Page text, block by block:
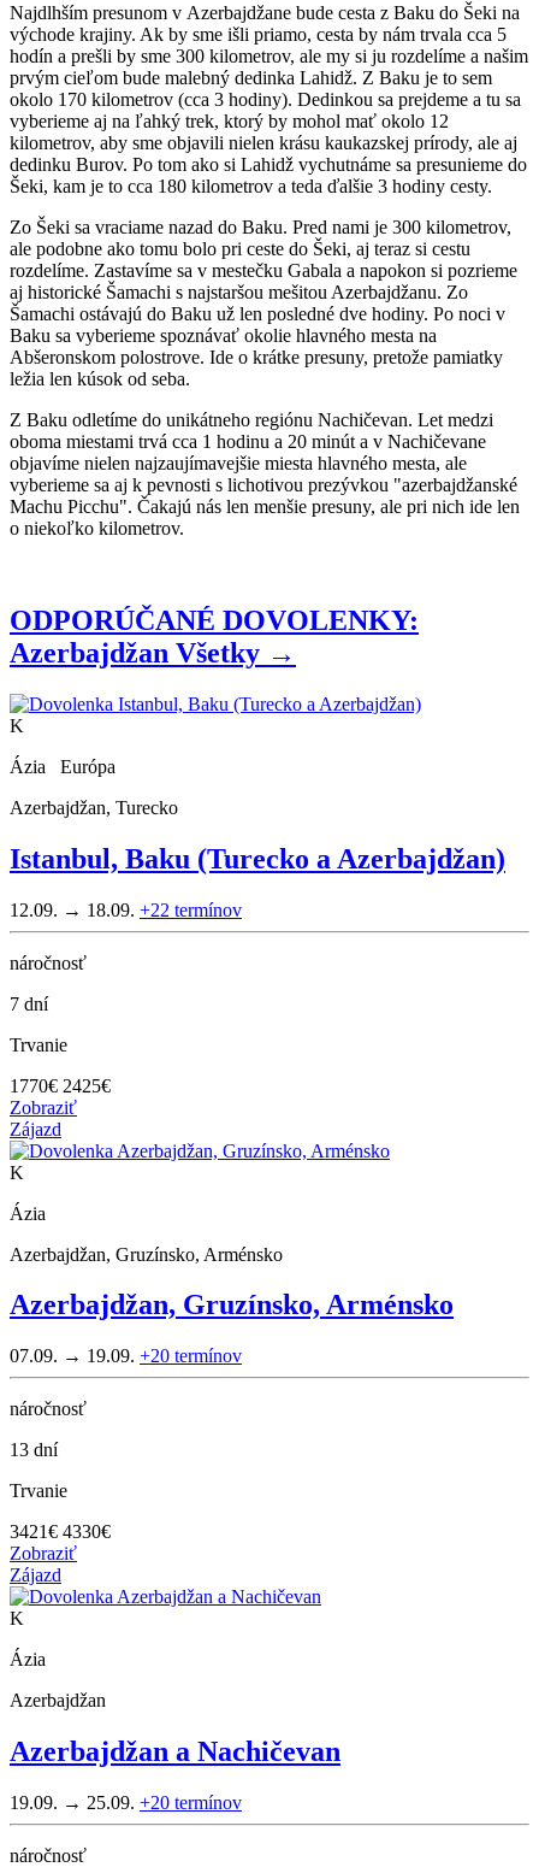
Najdlhším presunom v Azerbajdžane bude cesta z Baku do Šeki na
východe krajiny. Ak by sme išli priamo, cesta by nám trvala cca 5
hodín a prešli by sme 300 kilometrov, ale my si ju rozdelíme a našim
prvým cieľom bude malebný dedinka Lahidž. Z Baku je to sem
okolo 170 kilometrov (cca 3 hodiny). Dedinkou sa prejdeme a tu sa
vyberieme aj na ľahký trek, ktorý by mohol mať okolo 12
kilometrov, aby sme objavili nielen krásu kaukazskej prírody, ale aj
dedinku Burov. Po tom ako si Lahidž vychutnáme sa presunieme do
Šeki, kam je to cca 180 kilometrov a teda ďalšie 3 hodiny cesty.
Zo Šeki sa vraciame nazad do Baku. Pred nami je 300 kilometrov,
ale podobne ako tomu bolo pri ceste do Šeki, aj teraz si cestu
rozdelíme. Zastavíme sa v mestečku Gabala a napokon si pozrieme
aj historické Šamachi s najstaršou mešitou Azerbajdžanu. Zo
Šamachi ostávajú do Baku už len posledné dve hodiny. Po noci v
Baku sa vyberieme spoznávať okolie hlavného mesta na
Abšeronskom polostrove. Ide o krátke presuny, pretože pamiatky
ležia len kúsok od seba.
Z Baku odletíme do unikátneho regiónu Nachičevan. Let medzi
oboma miestami trvá cca 1 hodinu a 20 minút a v Nachičevane
objavíme nielen najzaujímavejšie miesta hlavného mesta, ale
vyberieme sa aj k pevnosti s lichotivou prezývkou "azerbajdžanské
Machu Picchu". Čakajú nás len menšie presuny, ale pri nich ide len
o niekoľko kilometrov.
ODPORÚČANÉ DOVOLENKY:
Azerbajdžan Všetky →
K
Ázia Európa
Azerbajdžan, Turecko
Istanbul, Baku (Turecko a Azerbajdžan)
12.09. → 18.09. +22 termínov
náročnosť
7 dní
Trvanie
1770€ 2425€
Zobraziť
Zájazd
K
Ázia
Azerbajdžan, Gruzínsko, Arménsko
Azerbajdžan, Gruzínsko, Arménsko
07.09. → 19.09. +20 termínov
náročnosť
13 dní
Trvanie
3421€ 4330€
Zobraziť
Zájazd
K
Ázia
Azerbajdžan
Azerbajdžan a Nachičevan
19.09. → 25.09. +20 termínov
náročnosť